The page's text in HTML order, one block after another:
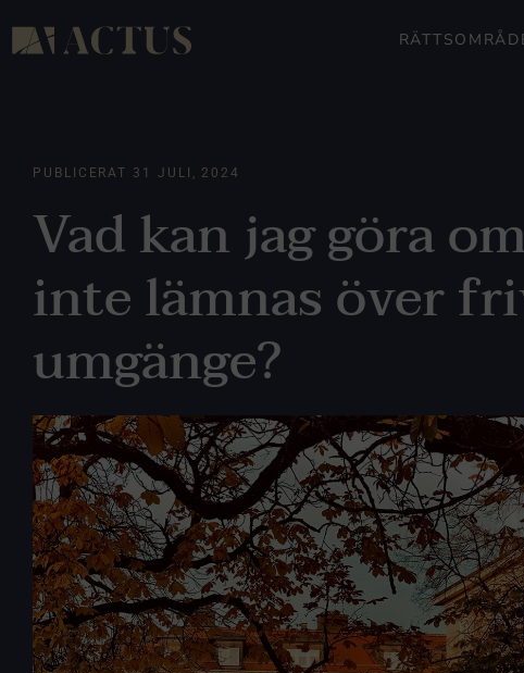
PUBLICERAT 31 JULI, 2024
Vad kan jag göra
inte lämnas över
umgänge?